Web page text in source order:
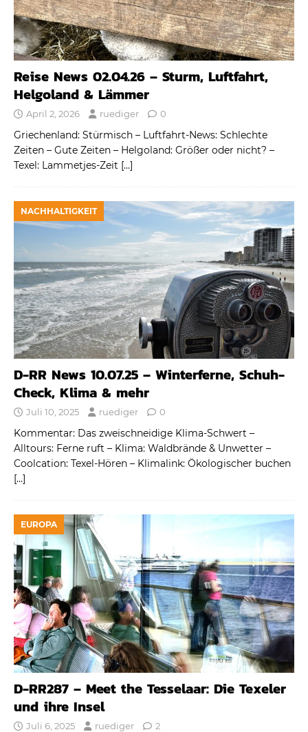
Reise News 02.04.26 – Sturm, Luftfahrt,
Helgoland & Lämmer
April 2, 2026 ruediger 0
Griechenland: Stürmisch – Luftfahrt-News: Schlechte
Zeiten – Gute Zeiten – Helgoland: Größer oder nicht? –
Texel: Lammetjes-Zeit […]
NACHHALTIGKEIT
D-RR News 10.07.25 – Winterferne, Schuh-
Check, Klima & mehr
Juli 10, 2025 ruediger 0
Kommentar: Das zweischneidige Klima-Schwert –
Alltours: Ferne ruft – Klima: Waldbrände & Unwetter –
Coolcation: Texel-Hören – Klimalink: Ökologischer buchen
[…]
EUROPA
D-RR287 – Meet the Tesselaar: Die Texeler
und ihre Insel
Juli 6, 2025 ruediger 2